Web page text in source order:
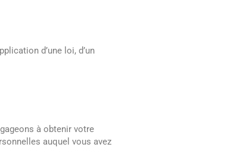
d’une loi, d’un
à obtenir votre
auquel vous avez